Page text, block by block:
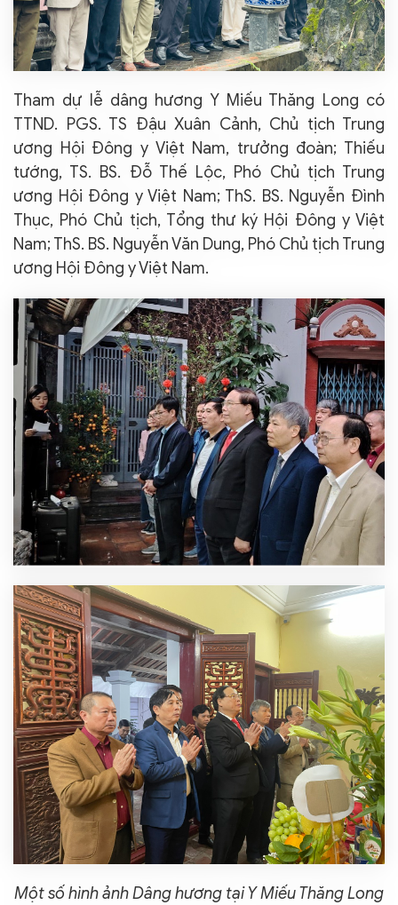
Tham dự lễ dâng hương Y Miếu Thăng Long có
TTND. PGS. TS Đậu Xuân Cảnh, Chủ tịch Trung
ương Hội Đông y Việt Nam, trưởng đoàn; Thiếu
tướng, TS. BS. Đỗ Thế Lộc, Phó Chủ tịch Trung
ương Hội Đông y Việt Nam; ThS. BS. Nguyễn Đình
Thục, Phó Chủ tịch, Tổng thư ký Hội Đông y Việt
Nam; ThS. BS. Nguyễn Văn Dung, Phó Chủ tịch Trung
ương Hội Đông y Việt Nam.
Một số hình ảnh Dâng hương tại Y Miếu Thăng Long